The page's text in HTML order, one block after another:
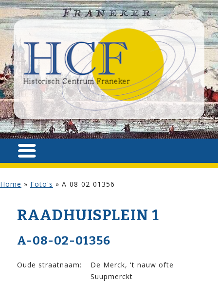
Home » Foto's » A-08-02-01356
RAADHUISPLEIN 1
A-08-02-01356
Oude straatnaam:
De Merck, 't nauw ofte
Suupmerckt